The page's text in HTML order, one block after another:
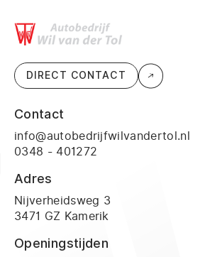
DIRECT CONTACT
Contact
info@autobedrijfwilvandertol.nl
0348 - 401272
Adres
Nijverheidsweg 3
3471 GZ Kamerik
Openingstijden